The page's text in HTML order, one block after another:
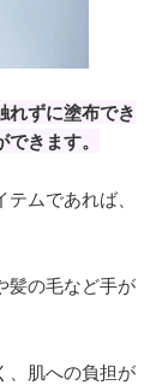
れずに塗布でき
きます。
ムであれば、
髪の毛など手が
、肌への負担が